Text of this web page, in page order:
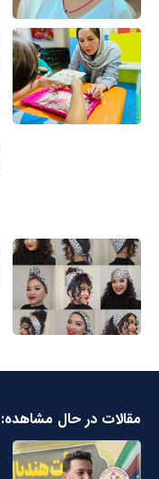
مقالات در حال مشاهده: